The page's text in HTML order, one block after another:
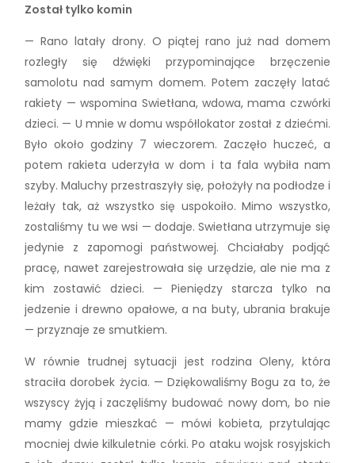
Został tylko komin
— Rano latały drony. O piątej rano już nad domem
rozległy się dźwięki przypominające brzęczenie
samolotu nad samym domem. Potem zaczęły latać
rakiety — wspomina Swietłana, wdowa, mama czwórki
dzieci. — U mnie w domu współlokator został z dziećmi.
Było około godziny 7 wieczorem. Zaczęło huczeć, a
potem rakieta uderzyła w dom i ta fala wybiła nam
szyby. Maluchy przestraszyły się, położyły na podłodze i
leżały tak, aż wszystko się uspokoiło. Mimo wszystko,
zostaliśmy tu we wsi — dodaje. Swietłana utrzymuje się
jedynie z zapomogi państwowej. Chciałaby podjąć
pracę, nawet zarejestrowała się urzędzie, ale nie ma z
kim zostawić dzieci. — Pieniędzy starcza tylko na
jedzenie i drewno opałowe, a na buty, ubrania brakuje
— przyznaje ze smutkiem.
W równie trudnej sytuacji jest rodzina Oleny, która
straciła dorobek życia. — Dziękowaliśmy Bogu za to, że
wszyscy żyją i zaczęliśmy budować nowy dom, bo nie
mamy gdzie mieszkać — mówi kobieta, przytulając
mocniej dwie kilkuletnie córki. Po ataku wojsk rosyjskich